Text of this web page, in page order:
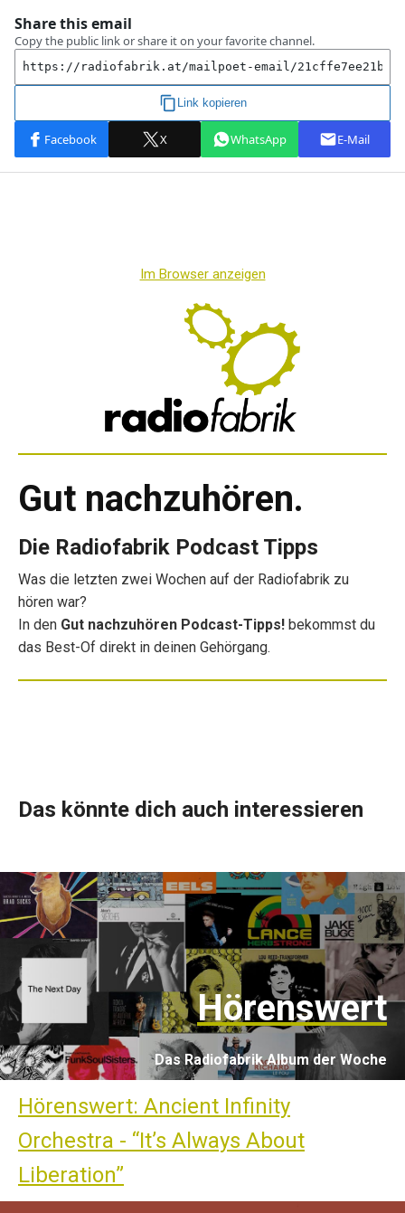
Im Browser anzeigen
Gut nachzuhören.
Die Radiofabrik Podcast Tipps
Was die letzten zwei Wochen auf der Radiofabrik zu
hören war?
In den Gut nachzuhören Podcast-Tipps! bekommst du
das Best-Of direkt in deinen Gehörgang.
Das könnte dich auch interessieren
Hörenswert
Das Radiofabrik Album der Woche
Hörenswert: Ancient Infinity
Orchestra - “It’s Always About
Liberation”